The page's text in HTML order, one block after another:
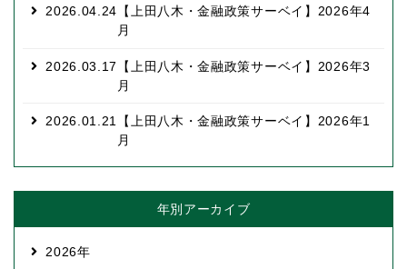
2026.04.24 【上田八木・金融政策サーベイ】2026年4
月
2026.03.17
【上田八木・金融政策サーベイ】2026年3
月
2026.01.21
【上田八木・金融政策サーベイ】2026年1
月
年別アーカイブ
2026